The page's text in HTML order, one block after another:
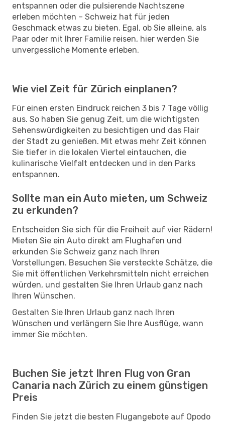
entspannen oder die pulsierende Nachtszene
erleben möchten – Schweiz hat für jeden
Geschmack etwas zu bieten. Egal, ob Sie alleine, als
Paar oder mit Ihrer Familie reisen, hier werden Sie
unvergessliche Momente erleben.
Wie viel Zeit für Zürich einplanen?
Für einen ersten Eindruck reichen 3 bis 7 Tage völlig
aus. So haben Sie genug Zeit, um die wichtigsten
Sehenswürdigkeiten zu besichtigen und das Flair
der Stadt zu genießen. Mit etwas mehr Zeit können
Sie tiefer in die lokalen Viertel eintauchen, die
kulinarische Vielfalt entdecken und in den Parks
entspannen.
Sollte man ein Auto mieten, um Schweiz
zu erkunden?
Entscheiden Sie sich für die Freiheit auf vier Rädern!
Mieten Sie ein Auto direkt am Flughafen und
erkunden Sie Schweiz ganz nach Ihren
Vorstellungen. Besuchen Sie versteckte Schätze, die
Sie mit öffentlichen Verkehrsmitteln nicht erreichen
würden, und gestalten Sie Ihren Urlaub ganz nach
Ihren Wünschen.
Gestalten Sie Ihren Urlaub ganz nach Ihren
Wünschen und verlängern Sie Ihre Ausflüge, wann
immer Sie möchten.
Buchen Sie jetzt Ihren Flug von Gran
Canaria nach Zürich zu einem günstigen
Preis
Finden Sie jetzt die besten Flugangebote auf Opodo